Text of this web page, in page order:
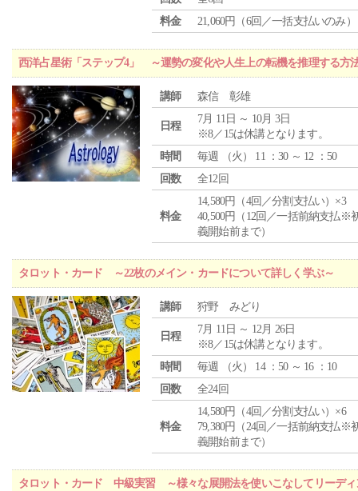
料金
21,060円（6回／一括支払いのみ）
西洋占星術「ステップ4」 ～運勢の変化や人生上の転機を推理する方
講師 森信 彰雄
日程
7月 11日 ～ 10月 3日
※8／15は休講となります。
時間
毎週 （火 ） 11 ：30 ～ 12 ：50
回数
全12回
料金
14,580円（4回／分割支払い）×3
40,500円（12回／一括前納支払※
義開始前まで）
タロット・カード ～22枚のメイン・カードについて詳しく学ぶ～
講師 狩野 みどり
日程
7月 11日 ～ 12月 26日
※8／15は休講となります。
時間
毎週 （火 ） 14 ：50 ～ 16 ：10
回数
全24回
料金
14,580円（4回／分割支払い）×6
79,380円（24回／一括前納支払※
義開始前まで）
タロット・カード 中級実習 ～様々な展開法を使いこなしてリーディ